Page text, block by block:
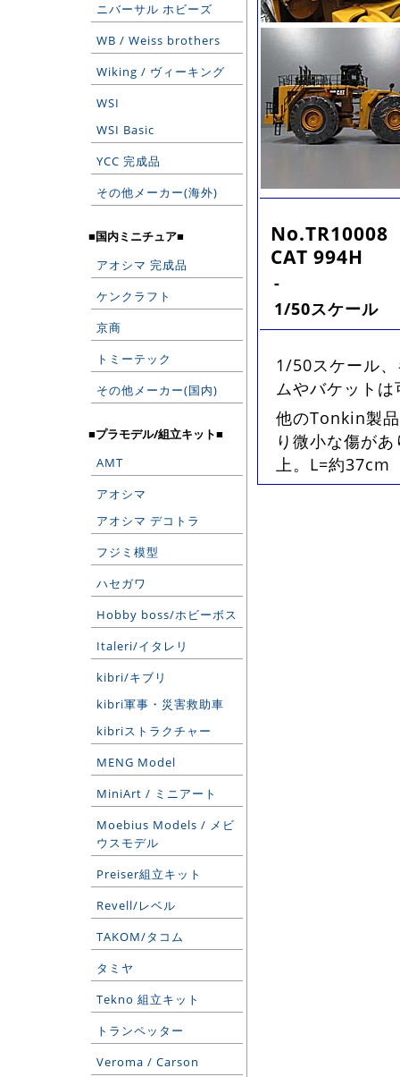
ニバーサル ホビーズ
WB / Weiss brothers
Wiking / ヴィーキング
WSI
WSI Basic
YCC 完成品
その他メーカー(海外)
■国内ミニチュア■
アオシマ 完成品
ケンクラフト
京商
トミーテック
その他メーカー(国内)
■プラモデル/組立キット■
AMT
アオシマ
アオシマ デコトラ
フジミ模型
ハセガワ
Hobby boss/ホビーボス
Italeri/イタレリ
kibri/キブリ
kibri軍事・災害救助車
kibriストラクチャー
MENG Model
MiniArt / ミニアート
Moebius Models / メビ
ウスモデル
Preiser組立キット
Revell/レベル
TAKOM/タコム
タミヤ
Tekno 組立キット
トランペッター
Veroma / Carson
No.TR10008
CAT 994H
-
1/50スケール
1/50スケール
ムやバケット
他のTonkin製
り微小な傷が
上。L=約37cm